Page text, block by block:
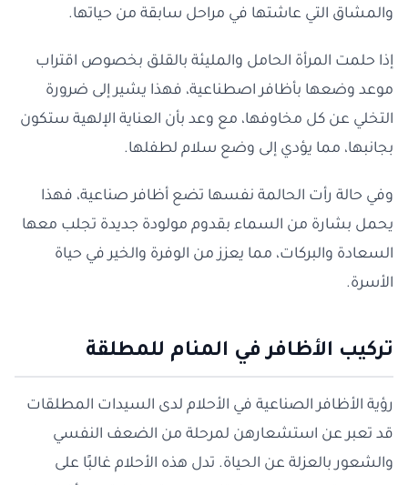
والمشاق التي عاشتها في مراحل سابقة من حياتها.
إذا حلمت المرأة الحامل والمليئة بالقلق بخصوص اقتراب
موعد وضعها بأظافر اصطناعية، فهذا يشير إلى ضرورة
التخلي عن كل مخاوفها، مع وعد بأن العناية الإلهية ستكون
بجانبها، مما يؤدي إلى وضع سلام لطفلها.
وفي حالة رأت الحالمة نفسها تضع أظافر صناعية، فهذا
يحمل بشارة من السماء بقدوم مولودة جديدة تجلب معها
السعادة والبركات، مما يعزز من الوفرة والخير في حياة
الأسرة.
تركيب الأظافر في المنام للمطلقة
رؤية الأظافر الصناعية في الأحلام لدى السيدات المطلقات
قد تعبر عن استشعارهن لمرحلة من الضعف النفسي
والشعور بالعزلة عن الحياة. تدل هذه الأحلام غالبًا على